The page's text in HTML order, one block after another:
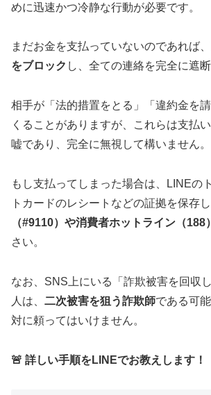
めに迅速かつ冷静な行動が必要です。
まだお金を支払っていないのであれば
をブロック し、全ての連絡を完全に遮
相手が「法的措置をとる」「違約金を
くることがありますが、これらは支払
嘘であり、完全に無視して構いません。
もし支払ってしまった場合は、LINEの
トカードのレシートなどの証拠を保存
（#9110）や消費者ホットライン（188）
さい。
なお、SNS上にいる「詐欺被害を回収
人は、 二次被害を狙う詐欺師である可
対に頼ってはいけません。
🚨 詳しい手順をLINEでお教えします！